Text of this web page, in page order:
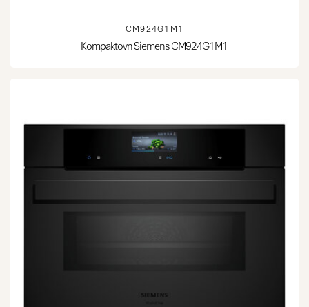
CM924G1M1
Kompaktovn Siemens CM924G1M1